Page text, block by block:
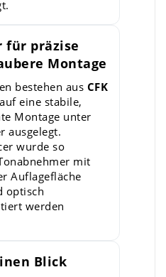
für präzise
Montage
bestehen aus CFK
eine stabile,
Montage unter
ausgelegt.
wurde so
mit
Auflagefläche
optisch
werden
Blick